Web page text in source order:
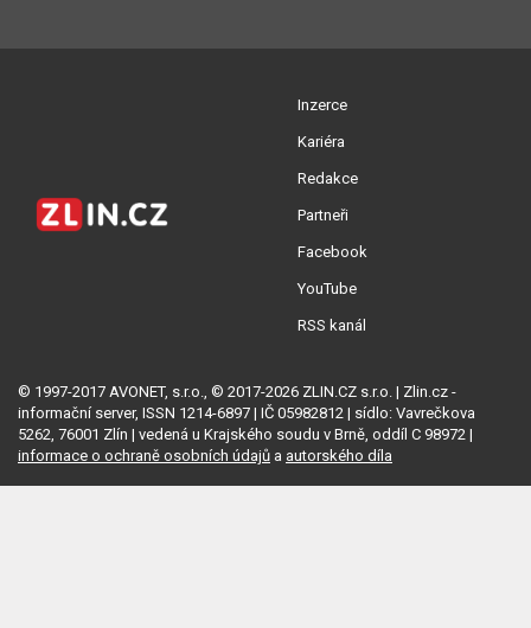
Inzerce
Kariéra
Redakce
Partneři
Facebook
YouTube
RSS kanál
© 1997-2017 AVONET, s.r.o., © 2017-2026 ZLIN.CZ s.r.o. | Zlin.cz -
informační server, ISSN 1214-6897 | IČ 05982812 | sídlo: Vavrečkova
5262, 76001 Zlín | vedená u Krajského soudu v Brně, oddíl C 98972 |
informace o ochraně osobních údajů a autorského díla